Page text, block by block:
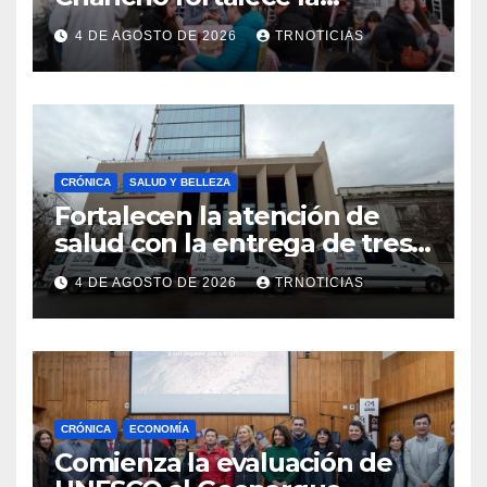
economía local con positivo
impacto en la hotelería y el
emprendimiento
4 DE AGOSTO DE 2026 TRNOTICIAS
CRÓNICA SALUD Y BELLEZA
Fortalecen la atención de
salud con la entrega de tres
nuevas ambulancias para
Cauquenes y Sagrada Familia
4 DE AGOSTO DE 2026 TRNOTICIAS
CRÓNICA ECONOMÍA
Comienza la evaluación de